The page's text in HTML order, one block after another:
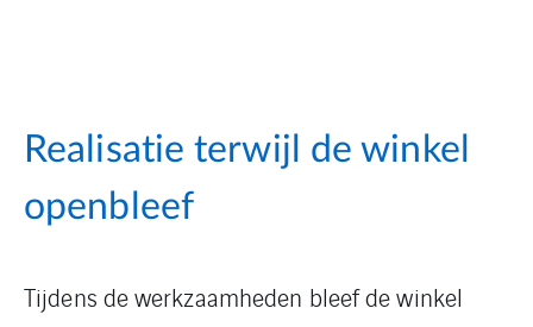
Realisatie terwijl de winkel
openbleef
Tijdens de werkzaamheden bleef de winkel